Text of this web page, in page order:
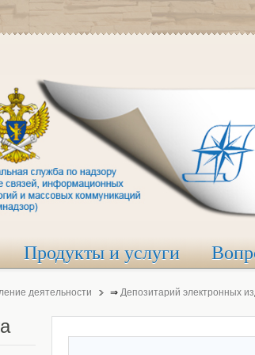
Продукты и услуги
деятельности ⇒ Депозитарий электронных